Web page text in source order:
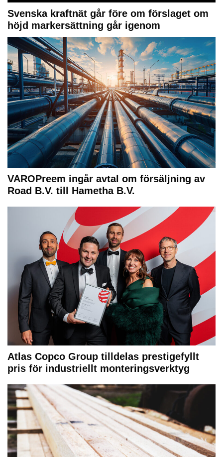
Svenska kraftnät går före om förslaget om
höjd markersättning går igenom
VAROPreem ingår avtal om försäljning av
Road B.V. till Hametha B.V.
Atlas Copco Group tilldelas prestigefyllt
pris för industriellt monteringsverktyg